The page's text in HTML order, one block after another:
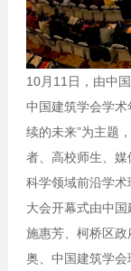
10月11日，由中
中国建筑学会学
续的未来”为主题
者、高校师生、
科学领域前沿学术
大会开幕式由中
施惠芳、柯桥区
奥、中国建筑学会